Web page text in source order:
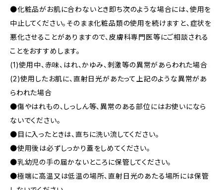
●化粧品がお肌に合わないとき即ち次のような場合には、使用を
中止してください。そのまま化粧品類の使用を続けますと、症状を
悪化させることがありますので、皮膚科専門医等にご相談される
ことをおすすめします。
(1)使用中、赤味、はれ、かゆみ、刺激等の異常があらわれた場合
(2)使用したお肌に、直射日光があたって上記のような異常があ
らわれた場合
●傷やはれもの、しっしん等、異常のある部位にはお使いになら
ないでください。
●目に入ったときは、直ちに洗い流してください。
●使用後は必ずしっかり蓋をしめてください。
●乳幼児の手の届かないところに保管してください。
●極端に高温又は低温の場所、直射日光のあたる場所には保管